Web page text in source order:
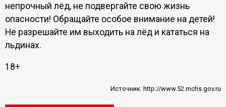
непрочный лёд, не подвергайте свою жизнь
опасности! Обращайте особое внимание на детей!
Не разрешайте им выходить на лёд и кататься на
льдинах.
18+
Источник: http://www.52.mchs.gov.ru